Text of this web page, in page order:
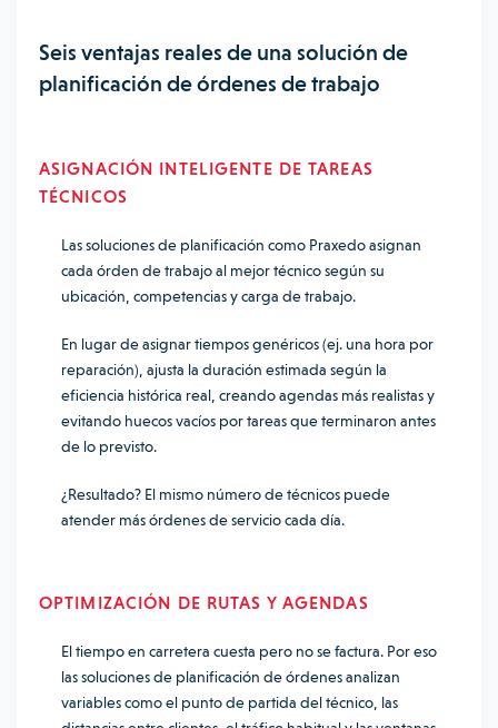
Seis ventajas reales de una solución de
planificación de órdenes de trabajo
ASIGNACIÓN INTELIGENTE DE TAREAS
TÉCNICOS
Las soluciones de planificación como Praxedo asignan
cada órden de trabajo al mejor técnico según su
ubicación, competencias y carga de trabajo.
En lugar de asignar tiempos genéricos (ej. una hora por
reparación), ajusta la duración estimada según la
eficiencia histórica real, creando agendas más realistas y
evitando huecos vacíos por tareas que terminaron antes
de lo previsto.
¿Resultado? El mismo número de técnicos puede
atender más órdenes de servicio cada día.
OPTIMIZACIÓN DE RUTAS Y AGENDAS
El tiempo en carretera cuesta pero no se factura. Por eso
las soluciones de planificación de órdenes analizan
variables como el punto de partida del técnico, las